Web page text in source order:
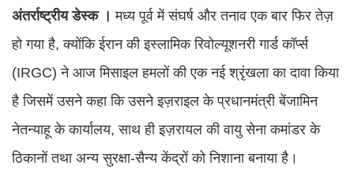
अंतर्राष्ट्रीय डेस्क ।मध्य पूर्व में संघर्ष और तनाव एक बार फिर तेज़
हो गया है, क्योंकि ईरान की इस्लामिक रिवोल्यूशनरी गार्ड कॉर्प्स
(IRGC) ने आज मिसाइल हमलों की एक नई श्रृंखला का दावा किया
है जिसमें उसने कहा कि उसने इज़राइल के प्रधानमंत्री बेंजामिन
नेतन्याहू के कार्यालय, साथ ही इज़रायल की वायु सेना कमांडर के
ठिकानों तथा अन्य सुरक्षा-सैन्य केंद्रों को निशाना बनाया है।